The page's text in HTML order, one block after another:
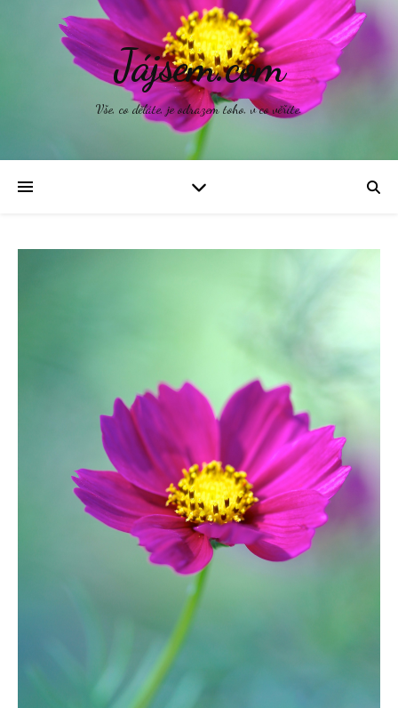
Jájsem.com
Vše, co děláte, je odrazem toho, v co věříte.